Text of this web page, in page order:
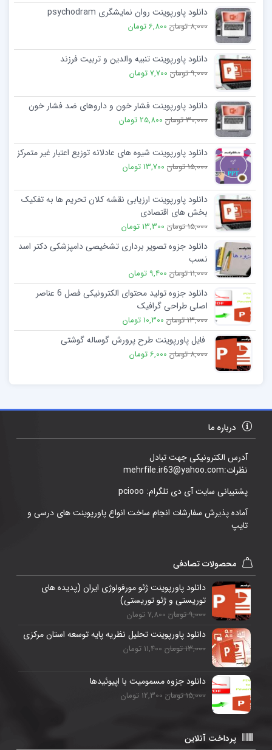
دانلود پاورپوینت روان نمایشگری psychodram
8,000 تومان 6,800 تومان
دانلود پاورپوینت تنبیه والدین و تربیت فرزند
9,000 تومان 7,700 تومان
دانلود پاورپوینت فشار خون و داروهای ضد فشار خون
30,000 تومان 25,800 تومان
دانلود پاورپوینت شیوه های عادلانه توزيع اعتبار غير متمركز
15,000 تومان 13,700 تومان
دانلود پاورپوینت ارزیابی نقشه کلان تحریم ها به تفکیک
بخش های اقتصادی
15,000 تومان 13,300 تومان
دانلود جزوه تصویر برداری تشخیصی دامپزشکی دکتر اسد
نسب
11,000 تومان 9,400 تومان
دانلود جزوه تولید محتوای الکترونیکی فصل 6 عناصر
اصلی طراحی گرافیک
13,000 تومان 10,300 تومان
فایل پاورپوینت طرح پرورش گوساله گوشتی
8,000 تومان 6,000 تومان
درباره ما
آدرس الکترونیکی جهت تبادل
نظرات:mehrfile.ir63@yahoo.com
پشتیبانی سایت آی دی تلگرام: pciooo
آماده پذیرش سفارشات انجام ساخت انواع پاورپوینت های درسی و
تایپ
محصولات تصادفی
دانلود پاورپوینت ژئو مورفولوژی ایران (پدیده های
توریستی و ژئو توریستی)
9,000 تومان 7,800 تومان
دانلود پاورپوینت تحلیل نظریه پایه توسعه استان مرکزی
13,000 تومان 11,400 تومان
دانلود جزوه مسمومیت با اپیوئیدها
15,000 تومان 12,300 تومان
پرداخت آنلاین